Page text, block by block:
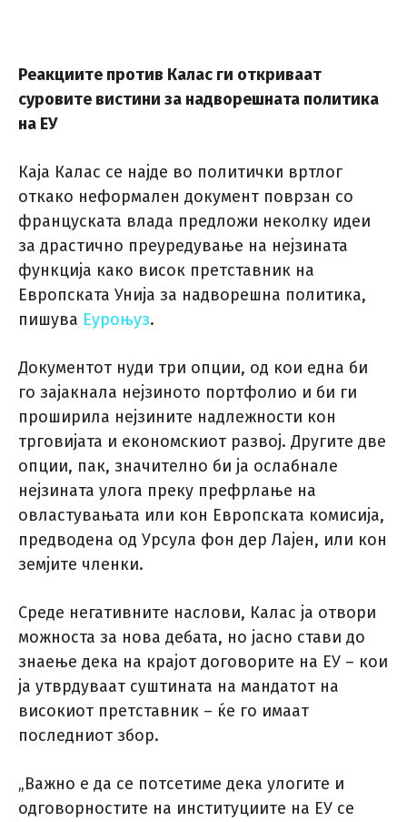
Реакциите против Калас ги откриваат
суровите вистини за надворешната политика
на ЕУ
Каја Калас се најде во политички вртлог
откако неформален документ поврзан со
француската влада предложи неколку идеи
за драстично преуредување на нејзината
функција како висок претставник на
Европската Унија за надворешна политика,
пишува Еуроњуз.
Документот нуди три опции, од кои една би
го зајакнала нејзиното портфолио и би ги
проширила нејзините надлежности кон
трговијата и економскиот развој. Другите две
опции, пак, значително би ја ослабнале
нејзината улога преку префрлање на
овластувањата или кон Европската комисија,
предводена од Урсула фон дер Лајен, или кон
земјите членки.
Среде негативните наслови, Калас ја отвори
можноста за нова дебата, но јасно стави до
знаење дека на крајот договорите на ЕУ – кои
ја утврдуваат суштината на мандатот на
високиот претставник – ќе го имаат
последниот збор.
„Важно е да се потсетиме дека улогите и
одговорностите на институциите на ЕУ се